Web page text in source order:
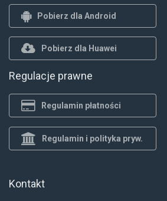
Pobierz dla Android
Pobierz dla Huawei
Regulacje prawne
Regulamin płatności
Regulamin i polityka pryw.
Kontakt